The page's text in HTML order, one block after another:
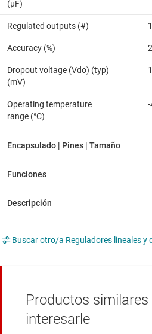
(µF)
Regulated outputs (#) 1
Accuracy (%) 2
Dropout voltage (Vdo) (typ)
(mV)
Operating temperature
range (°C)
-
Buscar otro/a Reguladores lineales y
Productos similares
interesarle